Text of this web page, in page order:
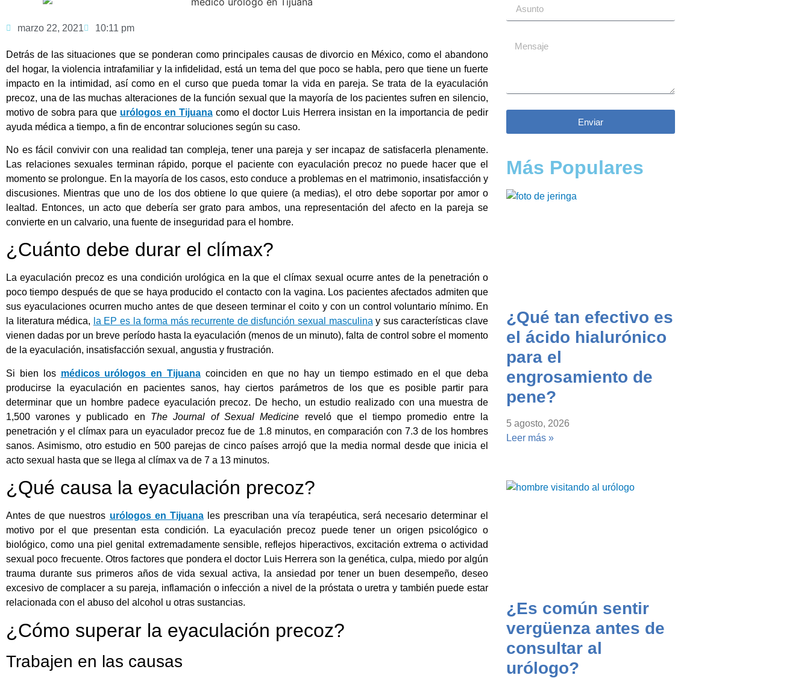
marzo 22, 2021 10:11 pm
Detrás de las situaciones que se ponderan como principales causas de divorcio en México, como el abandono
del hogar, la violencia intrafamiliar y la infidelidad, está un tema del que poco se habla, pero que tiene un fuerte
impacto en la intimidad, así como en el curso que pueda tomar la vida en pareja. Se trata de la eyaculación
precoz, una de las muchas alteraciones de la función sexual que la mayoría de los pacientes sufren en silencio,
motivo de sobra para que urólogos en Tijuanacomo el doctor Luis Herrera insistan en la importancia de pedir
ayuda médica a tiempo, a fin de encontrar soluciones según su caso.
No es fácil convivir con una realidad tan compleja, tener una pareja y ser incapaz de satisfacerla plenamente.
Las relaciones sexuales terminan rápido, porque el paciente con eyaculación precoz no puede hacer que el
momento se prolongue. En la mayoría de los casos, esto conduce a problemas en el matrimonio, insatisfacción y
discusiones. Mientras que uno de los dos obtiene lo que quiere (a medias), el otro debe soportar por amor o
lealtad. Entonces, un acto que debería ser grato para ambos, una representación del afecto en la pareja se
convierte en un calvario, una fuente de inseguridad para el hombre.
¿Cuánto debe durar el clímax?
La eyaculación precoz es una condición urológica en la que el clímax sexual ocurre antes de la penetración o
poco tiempo después de que se haya producido el contacto con la vagina. Los pacientes afectados admiten que
sus eyaculaciones ocurren mucho antes de que deseen terminar el coito y con un control voluntario mínimo. En
la literatura médica, la EP es la forma más recurrente de disfunción sexual masculinay sus características clave
vienen dadas por un breve período hasta la eyaculación (menos de un minuto), falta de control sobre el momento
de la eyaculación, insatisfacción sexual, angustia y frustración.
Si bien los médicos urólogos en Tijuana coinciden en que no hay un tiempo estimado en el que deba
producirse la eyaculación en pacientes sanos, hay ciertos parámetros de los que es posible partir para
determinar que un hombre padece eyaculación precoz. De hecho, un estudio realizado con una muestra de
1,500 varones y publicado en The Journal of Sexual Medicine reveló que el tiempo promedio entre la
penetración y el clímax para un eyaculador precoz fue de 1.8 minutos, en comparación con 7.3 de los hombres
sanos. Asimismo, otro estudio en 500 parejas de cinco países arrojó que la media normal desde que inicia el
acto sexual hasta que se llega al clímax va de 7 a 13 minutos.
¿Qué causa la eyaculación precoz?
Antes de que nuestros urólogos en Tijuana les prescriban una vía terapéutica, será necesario determinar el
motivo por el que presentan esta condición. La eyaculación precoz puede tener un origen psicológico o
biológico, como una piel genital extremadamente sensible, reflejos hiperactivos, excitación extrema o actividad
sexual poco frecuente. Otros factores que pondera el doctor Luis Herrera son la genética, culpa, miedo por algún
trauma durante sus primeros años de vida sexual activa, la ansiedad por tener un buen desempeño, deseo
excesivo de complacer a su pareja, inflamación o infección a nivel de la próstata o uretra y también puede estar
relacionada con el abuso del alcohol u otras sustancias.
¿Cómo superar la eyaculación precoz?
Trabajen en las causas
Enviar
Más Populares
¿Qué tan efectivo es
el ácido hialurónico
para el
engrosamiento de
pene?
5 agosto, 2026
Leer más »
¿Es común sentir
vergüenza antes de
consultar al
urólogo?